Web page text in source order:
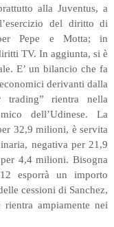
alla Juventus, a
del diritto di
Pepe e Motta; in
TV. In aggiunta, si è
E’ un bilancio che fa
derivanti dalla
trading” rientra nella
dell’Udinese. La
32,9 milioni, è servita
negativa per 21,9
4,4 milioni. Bisogna
esporrà un importo
cessioni di Sanchez,
ampiamente nei